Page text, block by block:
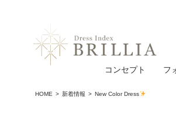
コンセプト フ
HOME 新着情報 New Color Dress